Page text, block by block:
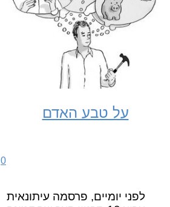
על טבע האדם
0
לפני יומיים, פרסמה עיתונאית